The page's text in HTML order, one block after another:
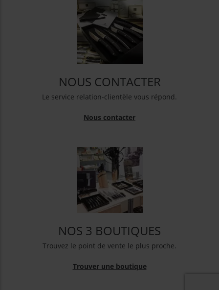
NOUS CONTACTER
Le service relation-clientèle vous répond.
Nous contacter
NOS 3 BOUTIQUES
Trouvez le point de vente le plus proche.
Trouver une boutique